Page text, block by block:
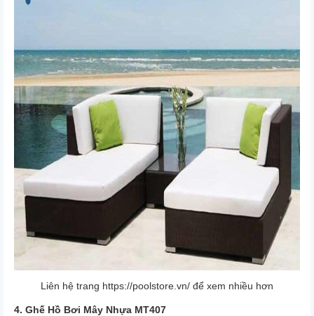
Liên hệ trang https://poolstore.vn/ để xem nhiều hơn
4. Ghế Hồ Bơi Mây Nhựa MT407